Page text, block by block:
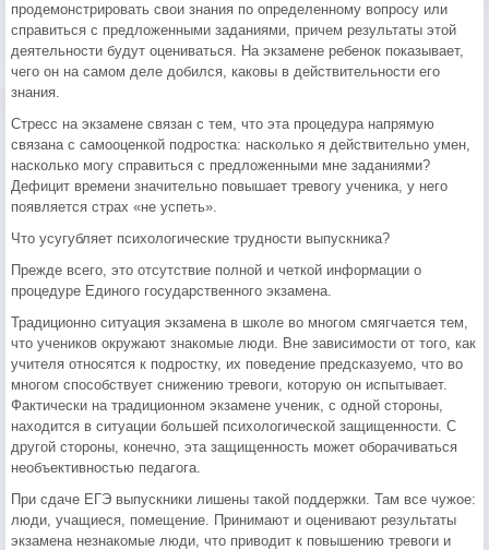
продемонстрировать свои знания по определенному вопросу или
справиться с предложенными заданиями, причем результаты этой
деятельности будут оцениваться. На экзамене ребенок показывает,
чего он на самом деле добился, каковы в действительности его
знания.
Стресс на экзамене связан с тем, что эта процедура напрямую
связана с самооценкой подростка: насколько я действительно умен,
насколько могу справиться с предложенными мне заданиями?
Дефицит времени значительно повышает тревогу ученика, у него
появляется страх «не успеть».
Что усугубляет психологические трудности выпускника?
Прежде всего, это отсутствие полной и четкой информации о
процедуре Единого государственного экзамена.
Традиционно ситуация экзамена в школе во многом смягчается тем,
что учеников окружают знакомые люди. Вне зависимости от того, как
учителя относятся к подростку, их поведение предсказуемо, что во
многом способствует снижению тревоги, которую он испытывает.
Фактически на традиционном экзамене ученик, с одной стороны,
находится в ситуации большей психологической защищенности. С
другой стороны, конечно, эта защищенность может оборачиваться
необъективностью педагога.
При сдаче ЕГЭ выпускники лишены такой поддержки. Там все чужое:
люди, учащиеся, помещение. Принимают и оценивают результаты
экзамена незнакомые люди, что приводит к повышению тревоги и